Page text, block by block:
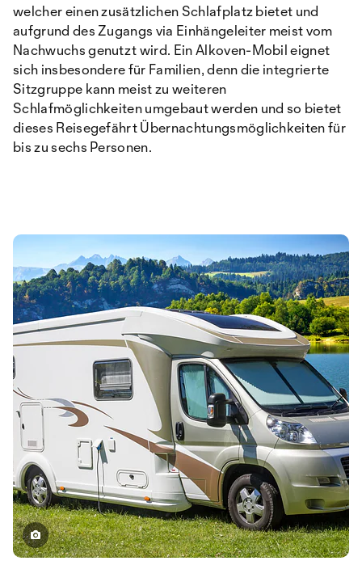
welcher einen zusätzlichen Schlafplatz bietet und
aufgrund des Zugangs via Einhängeleiter meist vom
Nachwuchs genutzt wird. Ein Alkoven-Mobil eignet
sich insbesondere für Familien, denn die integrierte
Sitzgruppe kann meist zu weiteren
Schlafmöglichkeiten umgebaut werden und so bietet
dieses Reisegefährt Übernachtungsmöglichkeiten für
bis zu sechs Personen.